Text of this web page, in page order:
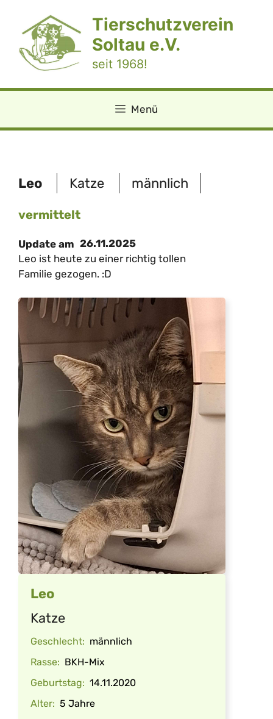
springen
Tierschutzverein
Soltau e.V.
seit 1968!
Menü
Leo Katze männlich
vermittelt
Update am 26.11.2025
Leo ist heute zu einer richtig tollen
Familie gezogen. :D
Leo
Katze
Geschlecht: männlich
Rasse: BKH-Mix
Geburtstag: 14.11.2020
Alter: 5 Jahre